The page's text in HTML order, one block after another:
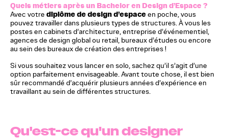
Quels métiers après un Bachelor en Design d’Espace ?
Avec votre diplôme de design d’espaceen poche, vous
pouvez travailler dans plusieurs types de structures. À vous les
postes en cabinets d’architecture, entreprise d’événementiel,
agences de design global ou retail, bureaux d’études ou encore
au sein des bureaux de création des entreprises !
Si vous souhaitez vous lancer en solo, sachez qu’il s’agit d’une
option parfaitement envisageable. Avant toute chose, il est bien
sûr recommandé d’acquérir plusieurs années d’expérience en
travaillant au sein de différentes structures.
Qu'est-ce qu'un designer